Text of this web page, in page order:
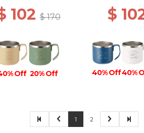
102$ 170
Off 20% Off
$
40% Off40%
40% Off40%
1 2